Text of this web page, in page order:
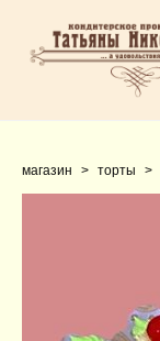
магазин > торты >